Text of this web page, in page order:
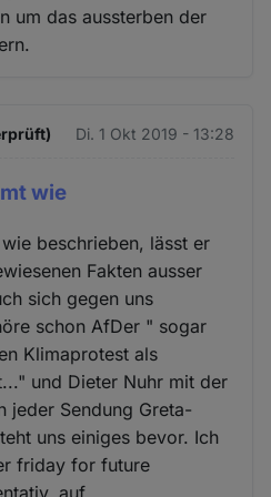
um das aussterben der
Di. 1 Okt 2019 - 13:28
wie
beschrieben, lässt er
Fakten ausser
sich gegen uns
schon AfDer " sogar
Klimaprotest als
und Dieter Nuhr mit der
jeder Sendung Greta-
uns einiges bevor. Ich
friday for future